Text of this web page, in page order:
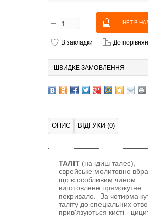
В закладки До
ШВИДКЕ ЗАМОВЛЕННЯ
ОПИС ВІДГУКИ (0)
ТАЛІТ (на ідиш талес),
єврейське молитовне
що є особливим чином
виготовлене прямокутне
покривало. За чотирма
таліту до спеціальних
прив'язуються кисті -